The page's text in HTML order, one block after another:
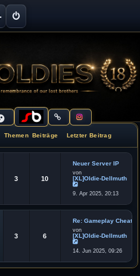
Themen Beiträge Letzter Beitrag
3 10
Neuer Server IP
von
[XL]Oldie-Dellmuth
N
e
e
t
r
B
e
i
r
a
9. Apr 2025, 20:13
3 6
Re: Gameplay Cheater
von
[XL]Oldie-Dellmuth
N
e
14. Jun 2025, 09:26